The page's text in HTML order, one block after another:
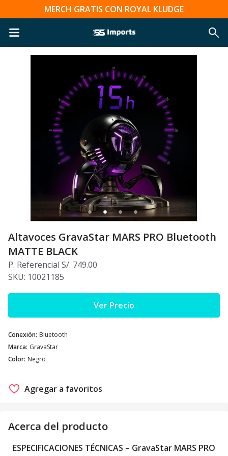
MERCH GRATIS CON ROYAL KLUDGE
Altavoces GravaStar MARS PRO Bluetooth
MATTE BLACK
P. Referencial S/. 749.00
SKU: 10021185
Ver Precio
Conexión: Bluetooth
Marca: GravaStar
Color: Negro
Agregar a favoritos
Acerca del producto
ESPECIFICACIONES TÉCNICAS – GravaStar MARS PRO